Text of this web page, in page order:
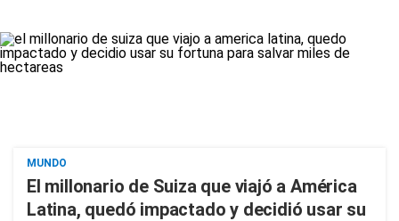
MUNDO
El millonario de Suiza que viajó a América
Latina, quedó impactado y decidió usar su